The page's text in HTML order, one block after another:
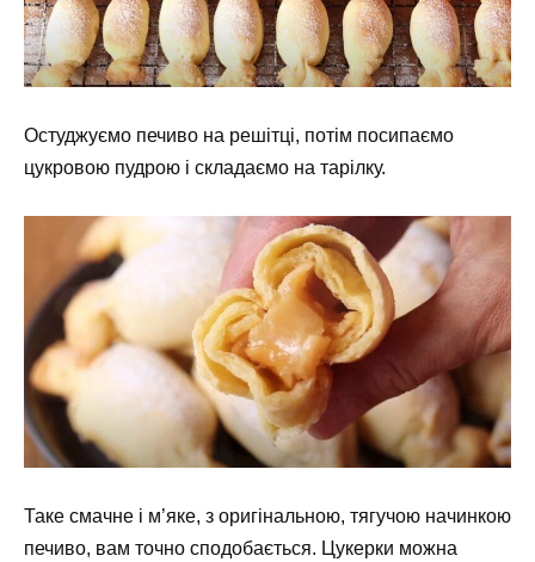
Остуджуємо печиво на решітці, потім посипаємо
цукровою пудрою і складаємо на тарілку.
Таке смачне і м’яке, з оригінальною, тягучою начинкою
печиво, вам точно сподобається. Цукерки можна